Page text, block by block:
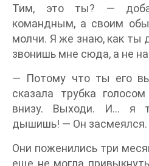
Тим, это ты? —
командным, а своим
молчи. Я же знаю, как
звонишь мне сюда, а не
— Потому что ты его
сказала трубка
внизу. Выходи. И… я
дышишь! — Он засмеялся.
Они поженились три
еще не могла